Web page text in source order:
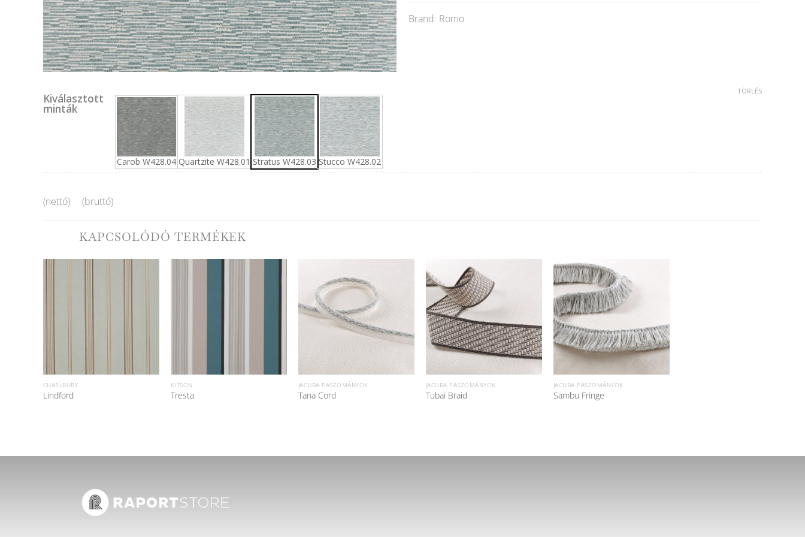
Brand: Romo
Kiválasztott
minták
Carob W428.04 Quartzite W428.01 Stratus W428.03 Stucco W428.02
TÖRLÉS
(nettó) (bruttó)
KAPCSOLÓDÓ TERMÉKEK
CHARLBURY
Lindford
KITSON
Tresta
JACUBA PASZOMÁNYOK
Tana Cord
JACUBA PASZOMÁNYOK
Tubai Braid
JACUBA PASZOMÁNYOK
Sambu Fringe